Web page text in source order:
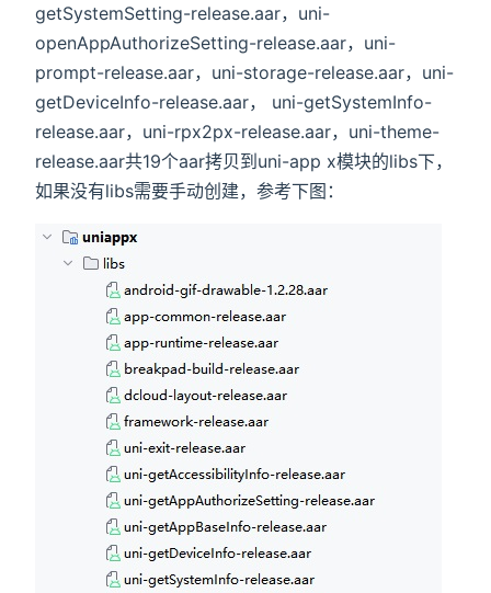
getSystemSetting-release.aar，uni-
openAppAuthorizeSetting-release.aar，uni-
prompt-release.aar，uni-storage-release.aar，uni-
getDeviceInfo-release.aar， uni-getSystemInfo-
release.aar，uni-rpx2px-release.aar，uni-theme-
release.aar共19个aar拷贝到uni-app x模块的libs下，
如果没有libs需要手动创建，参考下图：